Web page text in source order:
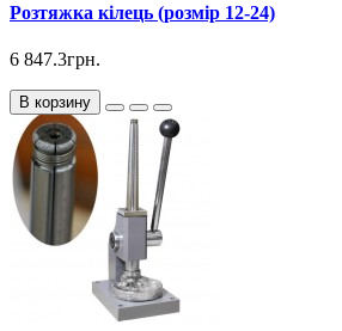
Розтяжка кілець (розмір 12-24)
6 847.3грн.
В корзину